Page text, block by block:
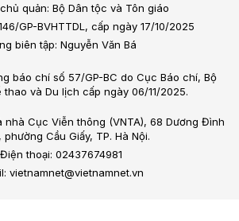
quản: Bộ Dân tộc và Tôn giáo
GP-BVHTTDL, cấp ngày 17/10/2025
biên tập: Nguyễn Văn Bá
báo chí số 57/GP-BC do Cục Báo chí, Bộ
thao và Du lịch cấp ngày 06/11/2025.
nhà Cục Viễn thông (VNTA), 68 Dương Đình
phường Cầu Giấy, TP. Hà Nội.
Điện thoại: 02437674981
vietnamnet@vietnamnet.vn